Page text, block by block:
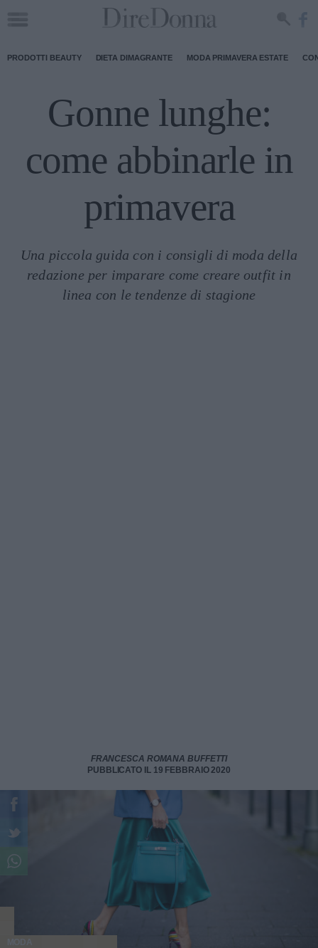
PRODOTTI BEAUTY DIETA DIMAGRANTE MODA PRIMAVERA ESTATE
Gonne lunghe:
come abbinarle in
primavera
Una piccola guida con i consigli di moda della
redazione per imparare come creare outfit in
linea con le tendenze di stagione
FRANCESCA ROMANA BUFFETTI
PUBBLICATO IL 19 FEBBRAIO 2020
MODA